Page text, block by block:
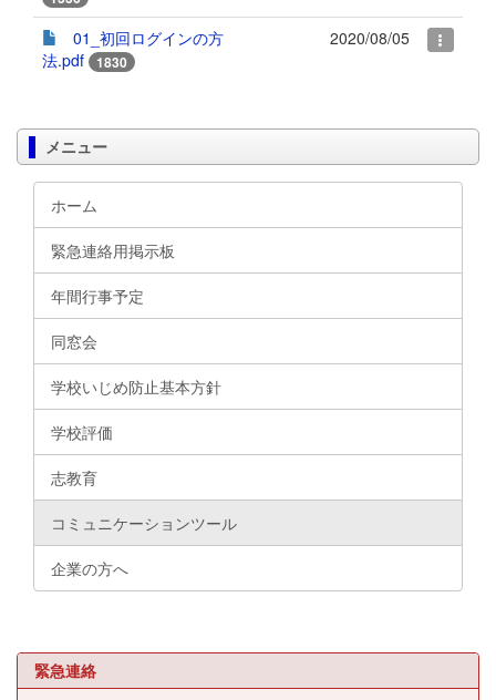
01_初回ログインの方
法.pdf
1830
2020/08/05
メニュー
ホーム
緊急連絡用掲示板
年間行事予定
同窓会
学校いじめ防止基本方針
学校評価
志教育
コミュニケーションツール
企業の方へ
緊急連絡